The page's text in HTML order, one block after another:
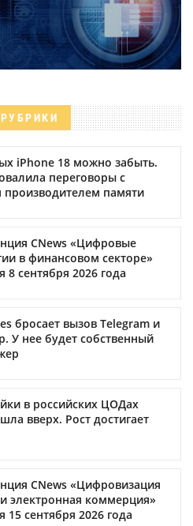
iPhone 18 можно забыть.
переговоры с
памяти
CNews «Цифровые
в финансовом секторе»
8 сентября 2026 года
бросает вызов Telegram и
У нее будет собственный
в российских ЦОДах
вверх. Рост достигает
CNews «Цифровизация
электронная коммерция»
15 сентября 2026 года